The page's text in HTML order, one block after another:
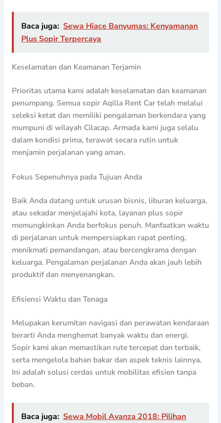
Baca juga: Sewa Hiace Banyumas: Kenyamanan
Plus Sopir Terpercaya
Keselamatan dan Keamanan Terjamin
Prioritas utama kami adalah keselamatan dan keamanan
penumpang. Semua sopir Aqilla Rent Car telah melalui
seleksi ketat dan memiliki pengalaman berkendara yang
mumpuni di wilayah Cilacap. Armada kami juga selalu
dalam kondisi prima, terawat secara rutin untuk
menjamin perjalanan yang aman.
Fokus Sepenuhnya pada Tujuan Anda
Baik Anda datang untuk urusan bisnis, liburan keluarga,
atau sekadar menjelajahi kota, layanan plus sopir
memungkinkan Anda berfokus penuh. Manfaatkan waktu
di perjalanan untuk mempersiapkan rapat penting,
menikmati pemandangan, atau bercengkrama dengan
keluarga. Pengalaman perjalanan Anda akan jauh lebih
produktif dan menyenangkan.
Efisiensi Waktu dan Tenaga
Melupakan kerumitan navigasi dan perawatan kendaraan
berarti Anda menghemat banyak waktu dan energi.
Sopir kami akan memastikan rute tercepat dan terbaik,
serta mengelola bahan bakar dan aspek teknis lainnya.
Ini adalah solusi cerdas untuk mobilitas efisien tanpa
beban.
Baca juga: Sewa Mobil Avanza 2018: Pilihan